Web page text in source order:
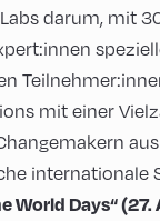
darum, mit
mit einer
internationale
World Days“ (27.